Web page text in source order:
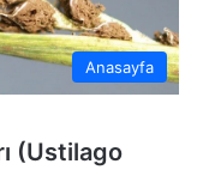
Anasayfa
(Ustilago